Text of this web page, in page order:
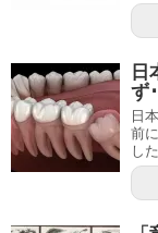
日
ず
日
前
し